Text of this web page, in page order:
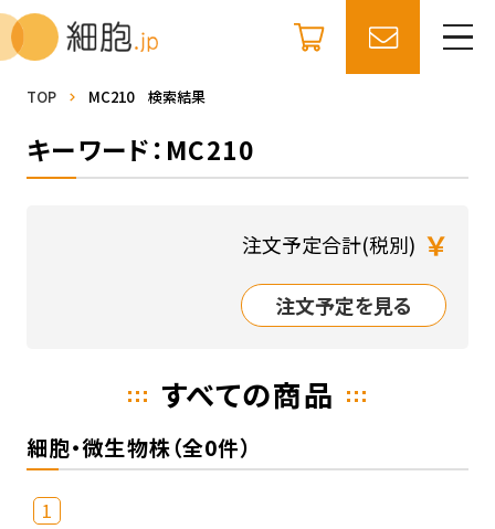
TOP MC210 検索結果
キーワード：MC210
注文予定合計(税別) ￥
注文予定を見る
すべての商品
細胞・微生物株（全0件）
1